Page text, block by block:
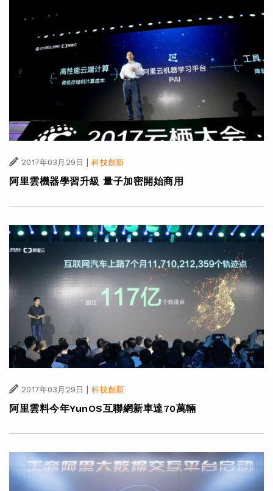
2017年03月29日 | 科技創新
阿里雲機器學習升級 量子加密開始商用
2017年03月29日 科技創新
阿里雲料今年YunOS互聯網新車達70萬輛